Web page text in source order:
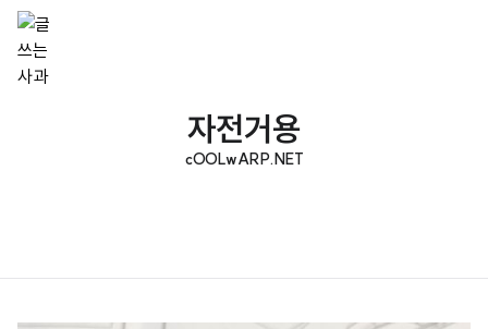
자전거용
cOOLwARP.NET